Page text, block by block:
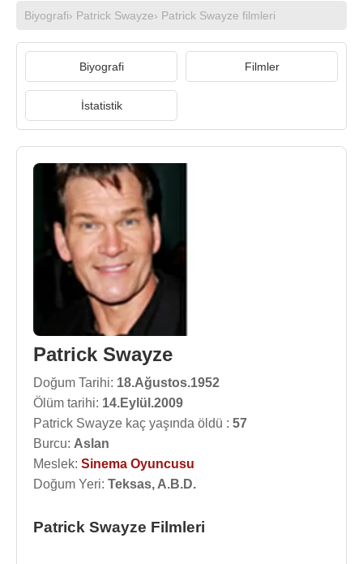
Biyografi› Patrick Swayze› Patrick Swayze filmleri
Biyografi Filmler
İstatistik
Patrick Swayze
Doğum Tarihi: 18.Ağustos.1952
Ölüm tarihi: 14.Eylül.2009
Patrick Swayze kaç yaşında öldü : 57
Burcu: Aslan
Meslek: Sinema Oyuncusu
Doğum Yeri: Teksas, A.B.D.
Patrick Swayze Filmleri